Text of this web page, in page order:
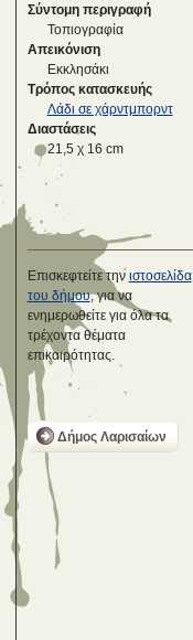
Σύντομη περιγραφή
Τοπιογραφία
Απεικόνιση
Εκκλησάκι
Τρόπος κατασκευής
Λάδι σε χάρντμπορντ
Διαστάσεις
21,5 χ 16 cm
Επισκεφτείτε την ιστοσελίδα
του δήμου, για να
ενημερωθείτε για όλα τα
τρέχοντα θέματα
επικαιρότητας.
Δήμος Λαρισαίων